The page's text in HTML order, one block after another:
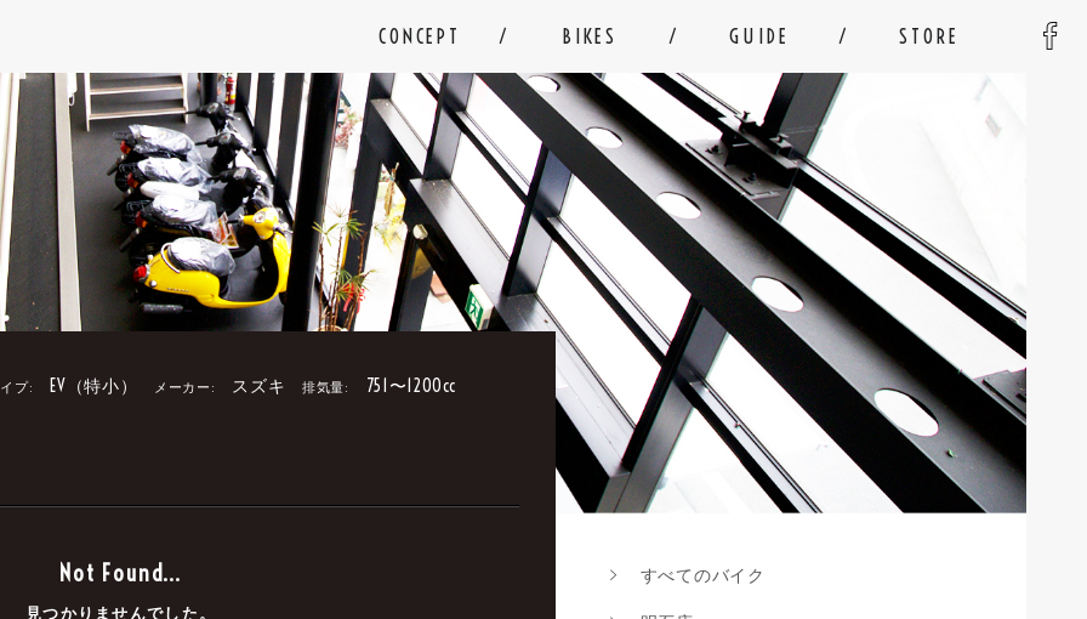
CONCEPT BIKES GUIDE STORE
プ: EV（特小） メーカー: スズキ 排気量: 751〜1200cc
Not Found...
見つかりませんでした。
すべてのバイク
中古車